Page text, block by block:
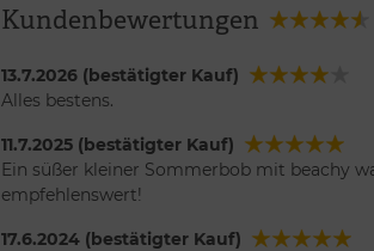
Kundenbewertungen
13.7.2026 (bestätigter Kauf)
Alles bestens.
11.7.2025 (bestätigter Kauf)
Ein süßer kleiner Sommerbob mit beachy
empfehlenswert!
17.6.2024 (bestätigter Kauf)